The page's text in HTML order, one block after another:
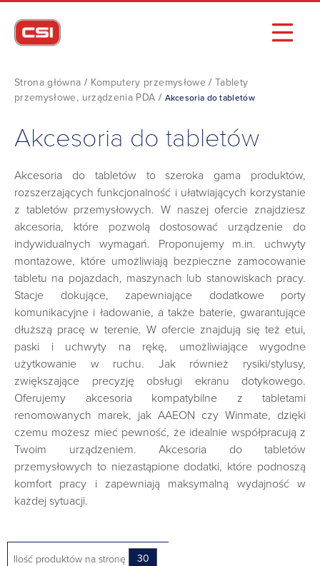
Strona główna / Komputery przemysłowe /Tablety
przemysłowe, urządzenia PDA / Akcesoria do tabletów
Akcesoria do tabletów
Akcesoria do tabletów to szeroka gama produktów,
rozszerzających funkcjonalność i ułatwiających korzystanie
z tabletów przemysłowych. W naszej ofercie znajdziesz
akcesoria, które pozwolą dostosować urządzenie do
indywidualnych wymagań. Proponujemy m.in. uchwyty
montażowe, które umożliwiają bezpieczne zamocowanie
tabletu na pojazdach, maszynach lub stanowiskach pracy.
Stacje dokujące, zapewniające dodatkowe porty
komunikacyjne i ładowanie, a także baterie, gwarantujące
dłuższą pracę w terenie. W ofercie znajdują się też etui,
paski i uchwyty na rękę, umożliwiające wygodne
użytkowanie w ruchu. Jak również rysiki/stylusy,
zwiększające precyzję obsługi ekranu dotykowego.
Oferujemy akcesoria kompatybilne z tabletami
renomowanych marek, jak AAEON czy Winmate, dzięki
czemu możesz mieć pewność, że idealnie współpracują z
Twoim urządzeniem. Akcesoria do tabletów
przemysłowych to niezastąpione dodatki, które podnoszą
komfort pracy i zapewniają maksymalną wydajność w
każdej sytuacji.
Ilość produktów na stronę 30